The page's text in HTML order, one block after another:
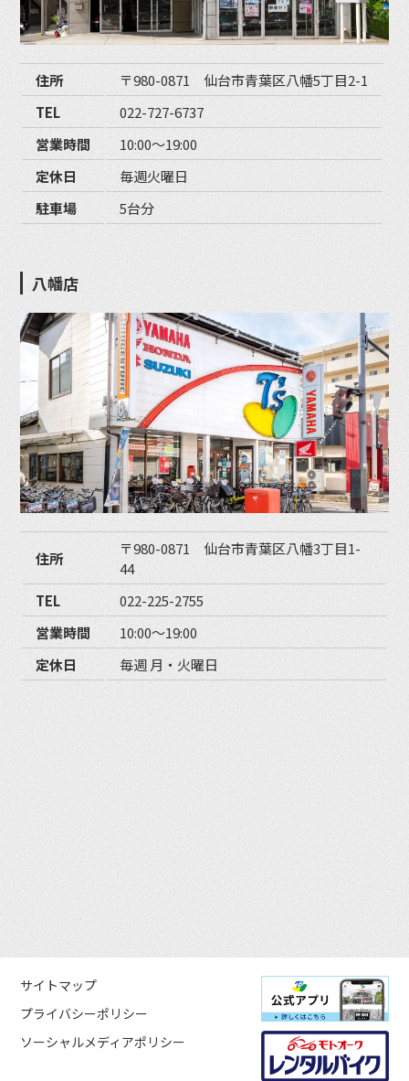
住所
〒980-0871 仙台市青葉区八幡5丁目2-1
TEL
022-727-6737
営業時間
10:00〜19:00
定休日
毎週火曜日
駐車場
5台分
八幡店
住所
〒980-0871 仙台市青葉区八幡3丁目1-
44
TEL
022-225-2755
営業時間
10:00〜19:00
定休日
毎週 月・火曜日
サイトマップ
プライバシーポリシー
ソーシャルメディアポリシー